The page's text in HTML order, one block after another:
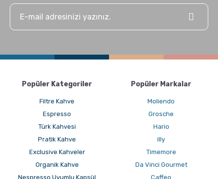
Popüler Kategoriler
Filtre Kahve
Espresso
Türk Kahvesi
Pratik Kahve
Exclusive Kahveler
Organik Kahve
Nespresso Uyumlu Kapsül
Popüler Markalar
Moliendo
Grosche
Hario
illy
Timemore
Da Vinci Gourmet
Caffeo